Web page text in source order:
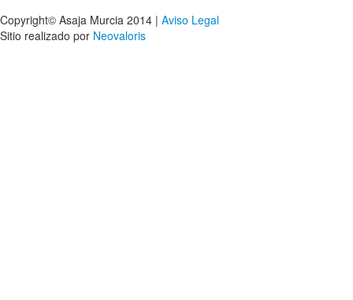
Copyright© Asaja Murcia 2014 | Aviso Legal
Sitio realizado por Neovaloris